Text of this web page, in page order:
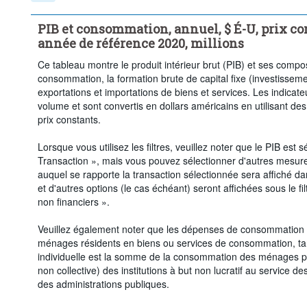
PIB et consommation, annuel, $ É-U, prix
année de référence 2020, millions
Ce tableau montre le produit intérieur brut (PIB) et ses
consommation, la formation brute de capital fixe
exportations et importations de biens et services. Les
volume et sont convertis en dollars américains en utilisant
prix constants.
Lorsque vous utilisez les filtres, veuillez noter que le PIB est
Transaction », mais vous pouvez sélectionner d'autres
auquel se rapporte la transaction sélectionnée sera affiché
et d'autres options (le cas échéant) seront affichées sous le
non financiers ».
Veuillez également noter que les dépenses de
ménages résidents en biens ou services de consommation,
individuelle est la somme de la consommation des ménages
non collective) des institutions à but non lucratif au service
des administrations publiques.